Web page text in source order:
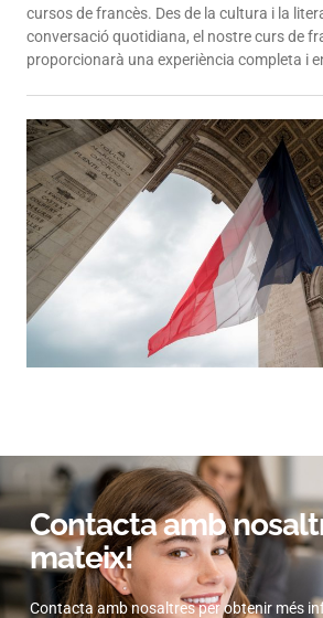
cursos de francès. Des de la cultura i la
conversació quotidiana, el nostre curs de
proporcionarà una experiència completa i
Contacta amb
mateix!
Contacta amb nosaltres per obtenir més